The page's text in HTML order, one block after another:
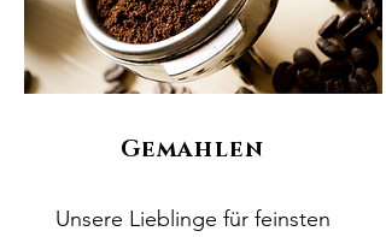
Gemahlen
Unsere Lieblinge für feinsten